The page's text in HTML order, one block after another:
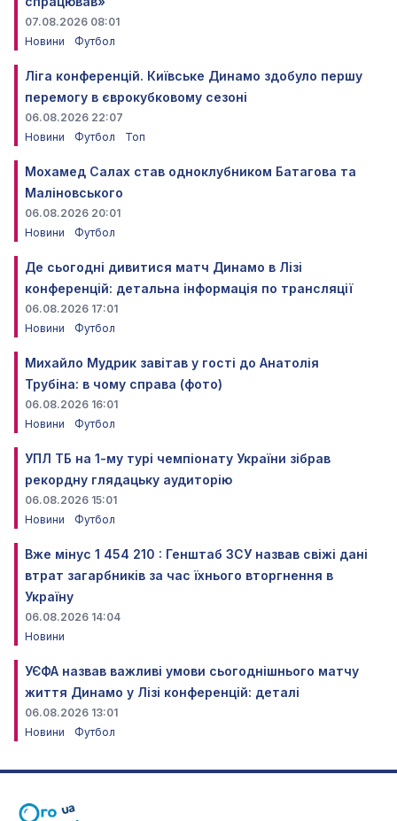
07.08.2026 08:01
Новини
Футбол
Ліга конференцій. Київське Динамо здобуло першу
перемогу в єврокубковому сезоні
06.08.2026 22:07
Новини
Футбол Топ
Мохамед Салах став одноклубником Батагова та
Маліновського
06.08.2026 20:01
Новини
Футбол
Де сьогодні дивитися матч Динамо в Лізі
конференцій: детальна інформація по трансляції
06.08.2026 17:01
Новини
Футбол
Михайло Мудрик завітав у гості до Анатолія
Трубіна: в чому справа (фото)
06.08.2026 16:01
Новини
Футбол
УПЛ ТБ на 1-му турі чемпіонату України зібрав
рекордну глядацьку аудиторію
06.08.2026 15:01
Новини
Футбол
Вже мінус 1 454 210 : Генштаб ЗСУ назвав свіжі дані
втрат загарбників за час їхнього вторгнення в
Україну
06.08.2026 14:04
Новини
УЄФА назвав важливі умови сьогоднішнього матчу
життя Динамо у Лізі конференцій: деталі
06.08.2026 13:01
Новини
Футбол